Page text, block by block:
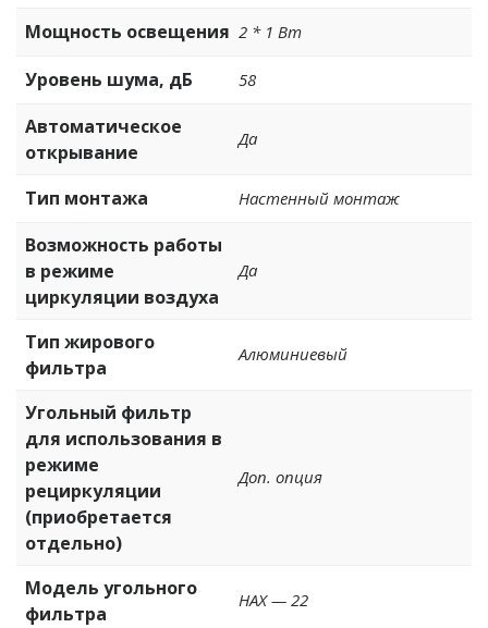
Мощность освещения 2 * 1 Вт
Уровень шума, дБ 58
Автоматическое
открывание
Да
Тип монтажа Настенный монтаж
Возможность работы
в режиме
циркуляции воздуха
Да
Тип жирового
фильтра
Алюминиевый
Угольный фильтр
для использования в
режиме
рециркуляции
(приобретается
отдельно)
Доп. опция
Модель угольного
фильтра
HAX — 22